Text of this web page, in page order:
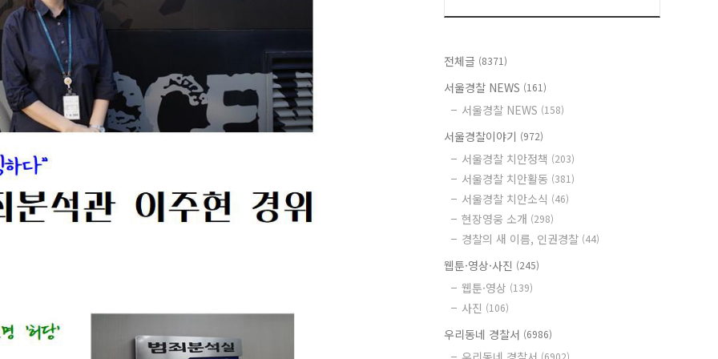
전체글 (8371)
서울경찰 NEWS (161)
서울경찰 NEWS (158)
서울경찰이야기 (972)
서울경찰 치안정책 (203)
서울경찰 치안활동 (381)
서울경찰 치안소식 (46)
현장영웅 소개 (298)
경찰의 새 이름, 인권경찰 (44)
웹툰·영상·사진 (245)
웹툰·영상 (139)
사진 (106)
우리동네 경찰서 (6986)
(6902)